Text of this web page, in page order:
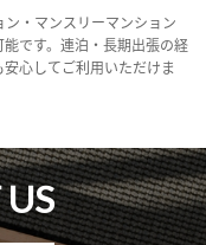
・マンスリーマンション
です。連泊・長期出張の経
心してご利用いただけま